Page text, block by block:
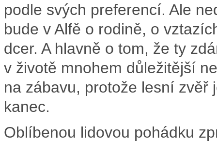
podle svých preferencí. Ale
bude v Alfě o rodině, o
dcer. A hlavně o tom, že ty
v životě mnohem důležitější
na zábavu, protože lesní zvěř
kanec.
Oblíbenou lidovou pohádku